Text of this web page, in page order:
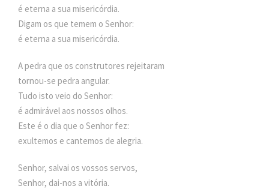
é eterna a sua misericórdia.
Digam os que temem o Senhor:
é eterna a sua misericórdia.
A pedra que os construtores rejeitaram
tornou-se pedra angular.
Tudo isto veio do Senhor:
é admirável aos nossos olhos.
Este é o dia que o Senhor fez:
exultemos e cantemos de alegria.
Senhor, salvai os vossos servos,
Senhor, dai-nos a vitória.